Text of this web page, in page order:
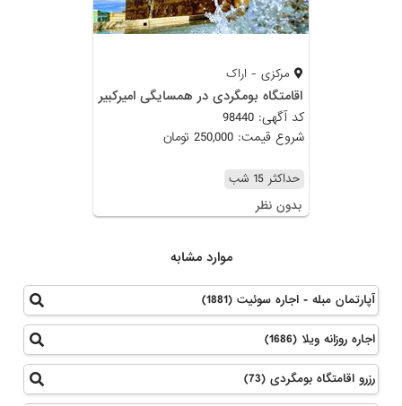
مرکزی - اراک
اقامتگاه بومگردی در همسایگی امیرکبیر
کد آگهی: 98440
شروع قیمت: 250,000 تومان
حداکثر 15 شب
بدون نظر
موارد مشابه
آپارتمان مبله - اجاره سوئیت (1881)
اجاره روزانه ویلا (1686)
رزرو اقامتگاه بومگردی (73)